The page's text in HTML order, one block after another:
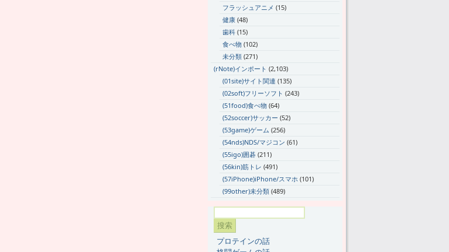
フラッシュアニメ (15)
健康 (48)
歯科 (15)
食べ物 (102)
未分類 (271)
(rNote)インポート (2,103)
(01site)サイト関連 (135)
(02soft)フリーソフト (243)
(51food)食べ物 (64)
(52soccer)サッカー (52)
(53game)ゲーム (256)
(54nds)NDS/マジコン (61)
(55igo)囲碁 (211)
(56kin)筋トレ (491)
(57iPhone)iPhone/スマホ (101)
(99other)未分類 (489)
プロテインの話